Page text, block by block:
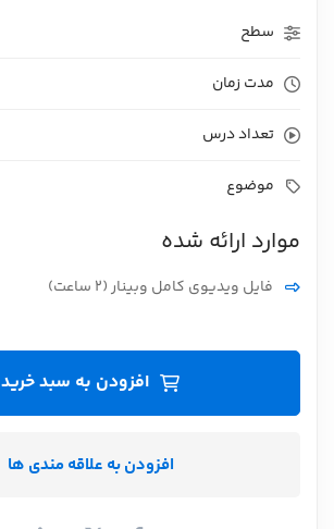
سطح
مدت زمان
تعداد درس
موضوع
موارد ارائه شده
فایل ویدیوی کامل وبینار (۲ ساعت)
افزودن به سبد خرید
افزودن به علاقه مندی ها